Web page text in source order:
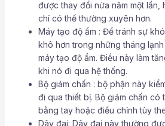
được thay đổi nửa năm một lần,
chí có thể thường xuyên hơn.
Máy tạo độ ẩm : Để tránh sự
khô hơn trong những tháng
máy tạo độ ẩm. Điều này làm
khi nó đi qua hệ thống.
Bộ giảm chấn : bộ phận này
đi qua thiết bị. Bộ giảm chấn có
bằng tay hoặc điều chỉnh tùy
Dây đai: Dây đai này thường